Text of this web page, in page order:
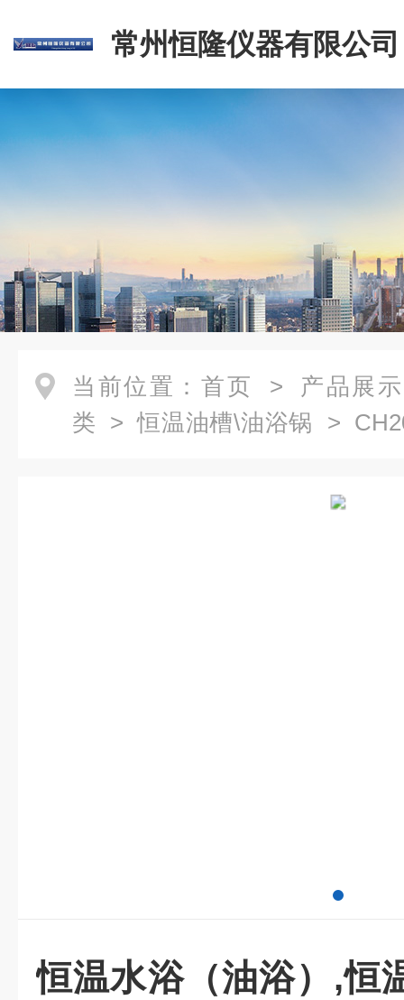
常州恒隆仪器有限公司
当前位置： 首页 > 产品展示
类 >恒温油槽\油浴锅 >
恒温水浴（油浴）,恒